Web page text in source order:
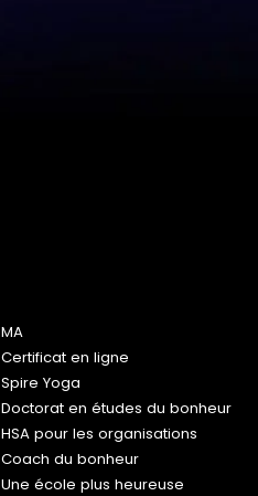
MA
Certificat en ligne
Spire Yoga
Doctorat en études du bonheur
HSA pour les organisations
Coach du bonheur
Une école plus heureuse